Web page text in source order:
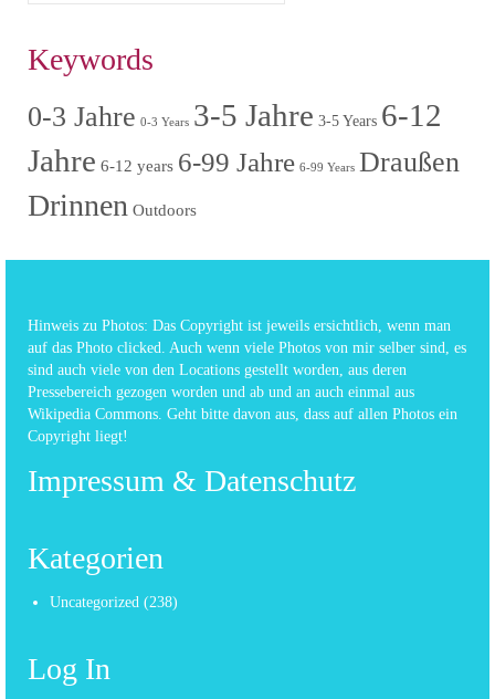
Keywords
0-3 Jahre 0-3 Years 3-5 Jahre 3-5 Years 6-12
Jahre 6-12 years 6-99 Jahre 6-99 Years Draußen
Drinnen Outdoors
Hinweis zu Photos: Das Copyright ist jeweils ersichtlich, wenn man
auf das Photo clicked. Auch wenn viele Photos von mir selber sind, es
sind auch viele von den Locations gestellt worden, aus deren
Pressebereich gezogen worden und ab und an auch einmal aus
Wikipedia Commons. Geht bitte davon aus, dass auf allen Photos ein
Copyright liegt!
Impressum & Datenschutz
Kategorien
Uncategorized (238)
Log In